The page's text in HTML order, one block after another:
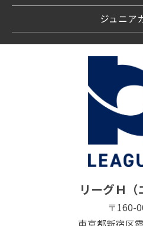
ジュニア
リーグＨ（
〒160-